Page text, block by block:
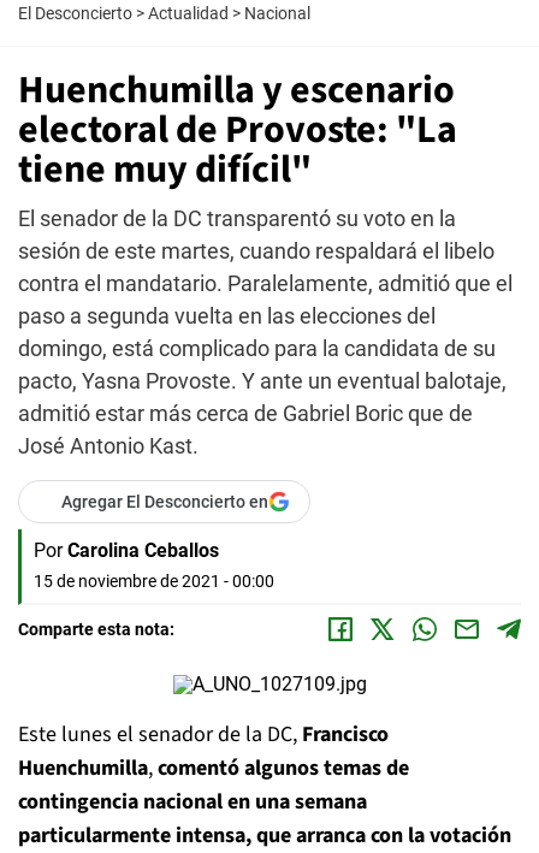
El Desconcierto >Actualidad > Nacional
Huenchumilla y escenario
electoral de Provoste: "La
tiene muy difícil"
El senador de la DC transparentó su voto en la
sesión de este martes, cuando respaldará el libelo
contra el mandatario. Paralelamente, admitió que el
paso a segunda vuelta en las elecciones del
domingo, está complicado para la candidata de su
pacto, Yasna Provoste. Y ante un eventual balotaje,
admitió estar más cerca de Gabriel Boric que de
José Antonio Kast.
Agregar El Desconcierto en
Por Carolina Ceballos
15 de noviembre de 2021 - 00:00
Comparte esta nota:
Este lunes el senador de la DC, Francisco
Huenchumilla,comentó algunos temas de
contingencia nacional en una semana
particularmente intensa, que arranca con la votación